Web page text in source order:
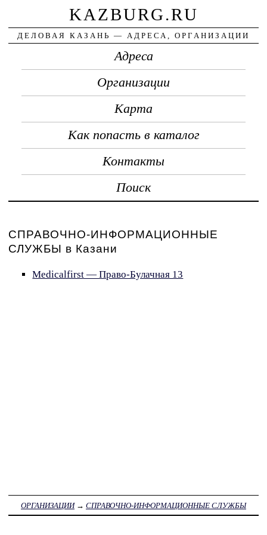
KAZBURG.RU
ДЕЛОВАЯ КАЗАНЬ — АДРЕСА, ОРГАНИЗАЦИИ
Адреса
Организации
Карта
Как попасть в каталог
Контакты
Поиск
СПРАВОЧНО-ИНФОРМАЦИОННЫЕ
СЛУЖБЫ в Казани
Medicalfirst — Право-Булачная 13
ОРГАНИЗАЦИИ→ СПРАВОЧНО-ИНФОРМАЦИОННЫЕ СЛУЖБЫ